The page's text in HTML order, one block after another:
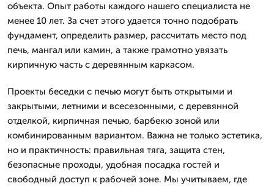
объекта. Опыт работы каждого нашего специалиста не
менее 10 лет. За счет этого удается точно подобрать
фундамент, определить размер, рассчитать место под
печь, мангал или камин, а также грамотно увязать
кирпичную часть с деревянным каркасом.
Проекты беседки с печью могут быть открытыми и
закрытыми, летними и всесезонными, с деревянной
отделкой, кирпичная печью, барбекю зоной или
комбинированным вариантом. Важна не только эстетика,
но и практичность: правильная тяга, защита стен,
безопасные проходы, удобная посадка гостей и
свободный доступ к рабочей зоне. Мы учитываем, где